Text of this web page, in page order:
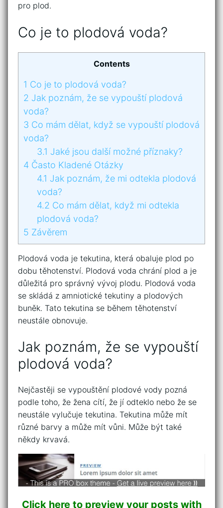
pro plod.
Co je to plodová voda?
Contents
1 Co je to plodová voda?
2 Jak poznám, že se vypouští plodová
voda?
3 Co mám dělat, když se vypouští plodová
voda?
3.1 Jaké jsou další možné příznaky?
4 Často Kladené Otázky
4.1 Jak poznám, že mi odtekla plodová
voda?
4.2 Co mám dělat, když mi odtekla
plodová voda?
5 Závěrem
Plodová voda je tekutina, která obaluje plod po
dobu těhotenství. Plodová voda chrání plod a je
důležitá pro správný vývoj plodu. Plodová voda
se skládá z amniotické tekutiny a plodových
buněk. Tato tekutina se během těhotenství
neustále obnovuje.
Jak poznám, že se vypouští
plodová voda?
Nejčastěji se vypouštění plodové vody pozná
podle toho, že žena cítí, že jí odteklo nebo že se
neustále vylučuje tekutina. Tekutina může mít
různé barvy a může mít vůni. Může být také
někdy krvavá.
Click here to preview your posts with